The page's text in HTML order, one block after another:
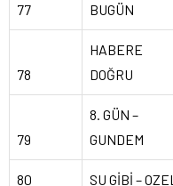
77 BUGÜN
78
HABERE
DOĞRU
79
8. GÜN –
GUNDEM
80 SU GİBİ – OZEL